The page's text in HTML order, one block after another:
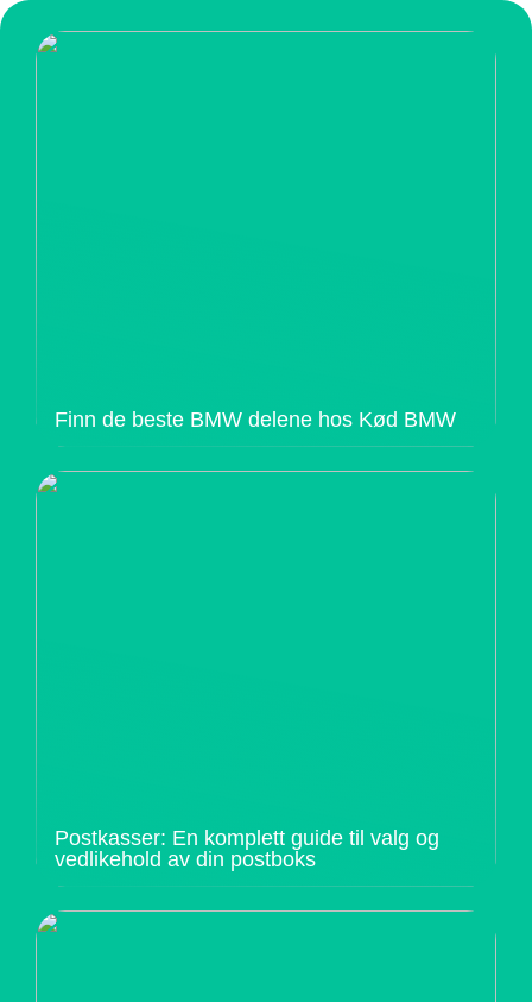
Finn de beste BMW delene hos Kød BMW
Postkasser: En komplett guide til valg og
vedlikehold av din postboks